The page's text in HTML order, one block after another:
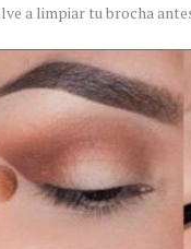
a limpiar tu brocha